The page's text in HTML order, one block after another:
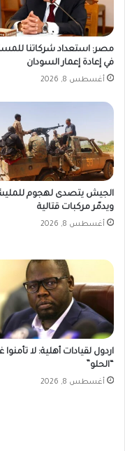
مصر: استعداد شركاتنا
في إعادة إعمار السودان
أغسطس 8, 2026
الجيش يتصدى لهجوم
ويدمّر مركبات قتالية
أغسطس 8, 2026
اردول لقيادات أهلية: لا تأمنوا
“الحلو”
أغسطس 8, 2026